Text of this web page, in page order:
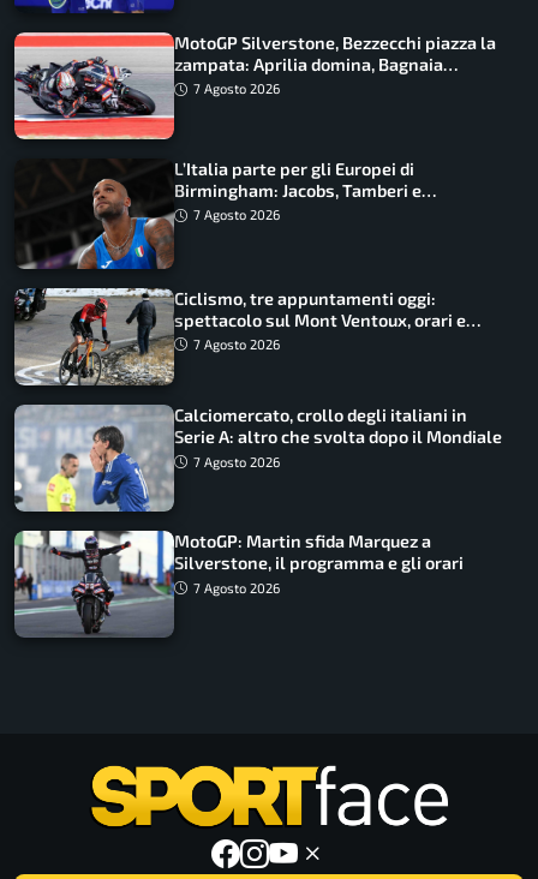
MotoGP Silverstone, Bezzecchi piazza la
zampata: Aprilia domina, Bagnaia
costretto al Q1
7 Agosto 2026
L’Italia parte per gli Europei di
Birmingham: Jacobs, Tamberi e
Battocletti guidano una spedizione
7 Agosto 2026
Ciclismo, tre appuntamenti oggi:
spettacolo sul Mont Ventoux, orari e
come vederli
7 Agosto 2026
Calciomercato, crollo degli italiani in
Serie A: altro che svolta dopo il Mondiale
7 Agosto 2026
MotoGP: Martin sfida Marquez a
Silverstone, il programma e gli orari
7 Agosto 2026